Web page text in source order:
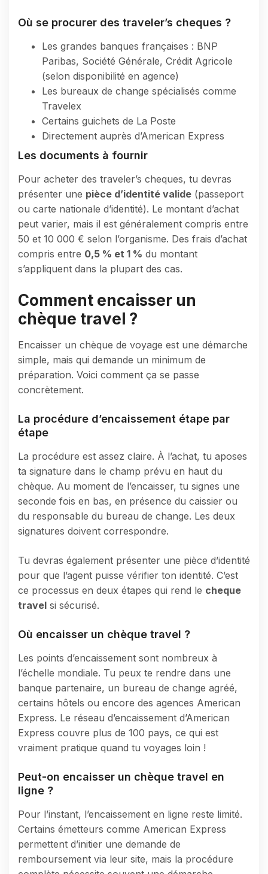
Où se procurer des traveler’s cheques ?
Les grandes banques françaises : BNP
Paribas, Société Générale, Crédit Agricole
(selon disponibilité en agence)
Les bureaux de change spécialisés comme
Travelex
Certains guichets de La Poste
Directement auprès d’American Express
Les documents à fournir
Pour acheter des traveler’s cheques, tu devras
présenter une pièce d’identité valide (passeport
ou carte nationale d’identité). Le montant d’achat
peut varier, mais il est généralement compris entre
50 et 10 000 € selon l’organisme. Des frais d’achat
compris entre 0,5 % et 1 % du montant
s’appliquent dans la plupart des cas.
Comment encaisser un
chèque travel ?
Encaisser un chèque de voyage est une démarche
simple, mais qui demande un minimum de
préparation. Voici comment ça se passe
concrètement.
La procédure d’encaissement étape par
étape
La procédure est assez claire. À l’achat, tu aposes
ta signature dans le champ prévu en haut du
chèque. Au moment de l’encaisser, tu signes une
seconde fois en bas, en présence du caissier ou
du responsable du bureau de change. Les deux
signatures doivent correspondre.
Tu devras également présenter une pièce d’identité
pour que l’agent puisse vérifier ton identité. C’est
ce processus en deux étapes qui rend le cheque
travel si sécurisé.
Où encaisser un chèque travel ?
Les points d’encaissement sont nombreux à
l’échelle mondiale. Tu peux te rendre dans une
banque partenaire, un bureau de change agréé,
certains hôtels ou encore des agences American
Express. Le réseau d’encaissement d’American
Express couvre plus de 100 pays, ce qui est
vraiment pratique quand tu voyages loin !
Peut-on encaisser un chèque travel en
ligne ?
Pour l’instant, l’encaissement en ligne reste limité.
Certains émetteurs comme American Express
permettent d’initier une demande de
remboursement via leur site, mais la procédure